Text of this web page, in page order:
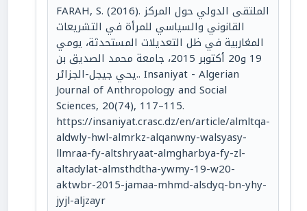
FARAH, S. (2016). الملتقى الدولي حول المركز
القانوني والسياسي للمرأة في التشريعات
المغاربية في ظل التعديلات المستحدثة، يومي
19 و20 أكتوبر 2015، جامعة محمد الصديق بن
يحي جيجل-الجزائر.. Insaniyat - Algerian
Journal of Anthropology and Social
Sciences, 20(74), 117–115.
https://insaniyat.crasc.dz/en/article/almltqa-
aldwly-hwl-almrkz-alqanwny-walsyasy-
llmraa-fy-altshryaat-almgharbya-fy-zl-
altadylat-almsthdtha-ywmy-19-w20-
aktwbr-2015-jamaa-mhmd-alsdyq-bn-yhy-
jyjl-aljzayr